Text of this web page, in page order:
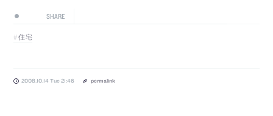
SHARE
住宅
2008.10.14 Tue 21:46 permalink